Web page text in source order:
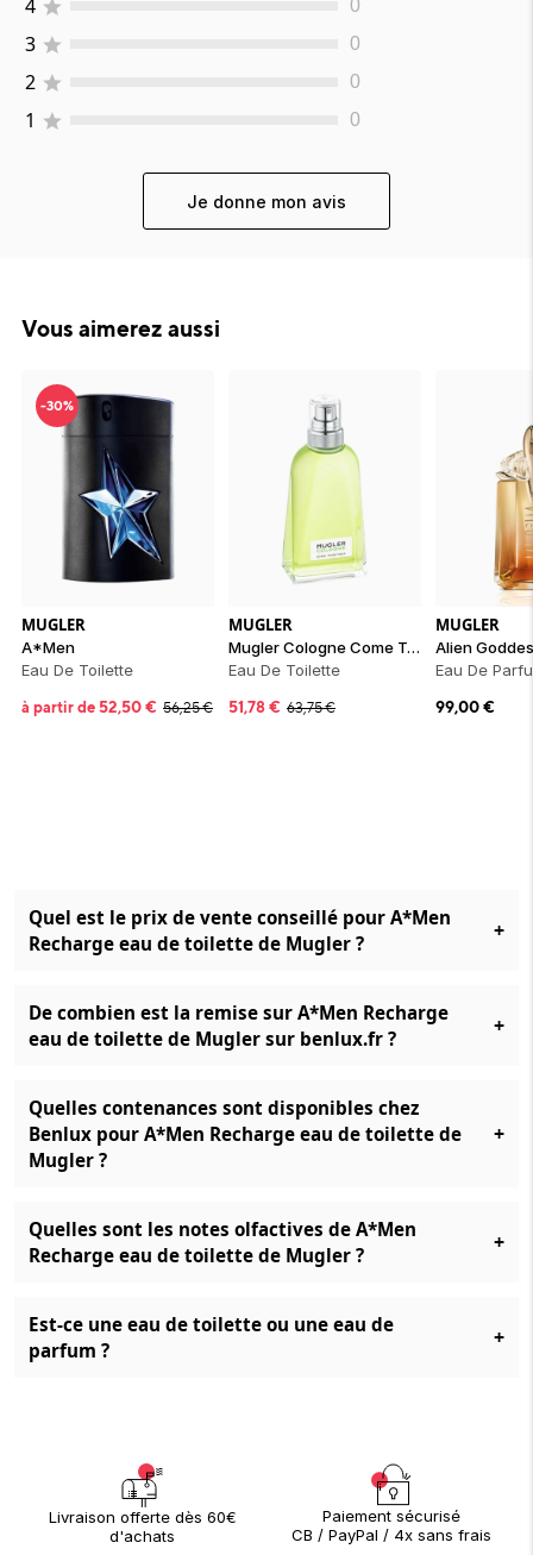
4 0
3 0
2 0
1 0
Je donne mon avis
Vous aimerez aussi
-30%
MUGLER
A*Men
Eau De Toilette
à partir de52,50€ 56,25€
MUGLER
Mugler Cologne Come Together
Eau De Toilette
51,78€ 63,75€
MUGLER
Alien
Eau De
99,00€
Quel est le prix de vente conseillé pour A*Men
Recharge eau de toilette de Mugler ?
+
De combien est la remise sur A*Men Recharge
eau de toilette de Mugler sur benlux.fr ?
+
Quelles contenances sont disponibles chez
Benlux pour A*Men Recharge eau de toilette de
Mugler ?
+
Quelles sont les notes olfactives de A*Men
Recharge eau de toilette de Mugler ?
+
Est-ce une eau de toilette ou une eau de
parfum ?
+
Livraison offerte dès 60€
d'achats
Paiement sécurisé
CB / PayPal / 4x sans frais